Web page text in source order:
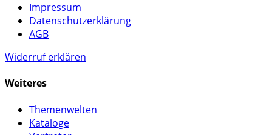
Impressum
Datenschutzerklärung
AGB
Widerruf erklären
Weiteres
Themenwelten
Kataloge